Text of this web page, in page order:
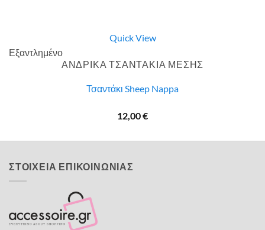
Quick View
Εξαντλημένο
ΑΝΔΡΙΚΑ ΤΣΑΝΤΑΚΙΑ ΜΕΣΗΣ
Τσαντάκι Sheep Nappa
12,00€
ΣΤΟΙΧΕΙΑ ΕΠΙΚΟΙΝΩΝΙΑΣ